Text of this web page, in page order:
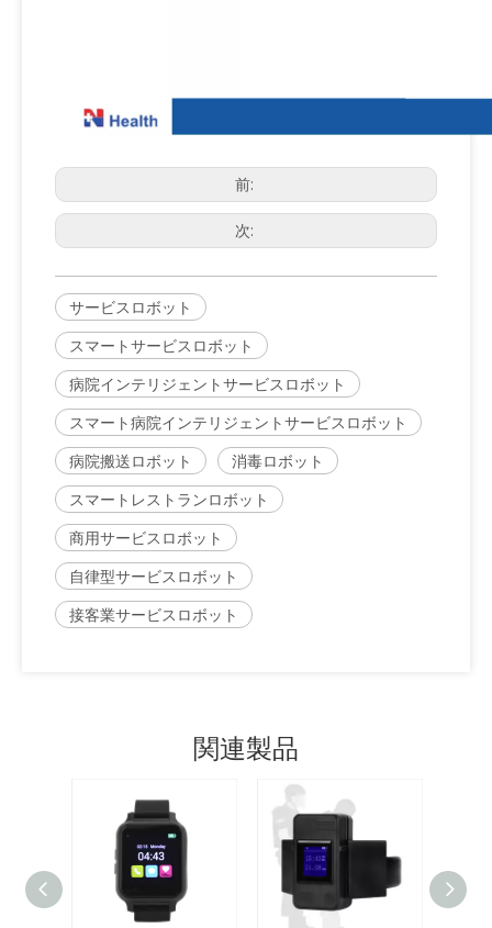
前:
次:
サービスロボット
スマートサービスロボット
病院インテリジェントサービスロボット
スマート病院インテリジェントサービスロボット
病院搬送ロボット
消毒ロボット
スマートレストランロボット
商用サービスロボット
自律型サービスロボット
接客業サービスロボット
関連製品